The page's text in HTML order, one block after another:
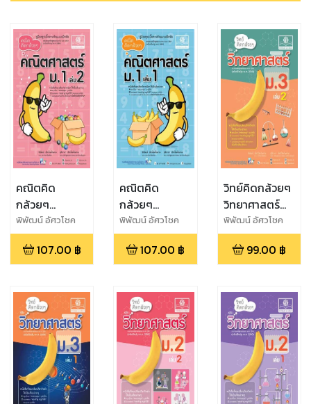
คณิตคิด
กล้วยๆ
คณิตศาสตร์
ม.1 เล่ม 2
(หลักสูตร
2560)
พิพัฒน์ อัศวโชค
ไพศาล,สุจิราภา
อัศวโชคไพศาล
107.00 ฿
คณิตคิด
กล้วยๆ
คณิตศาสตร์
ม.1 เล่ม 1
(หลักสูตร
2560)
พิพัฒน์ อัศวโชค
ไพศาล,สุจิราภา
อัศวโชคไพศาล
107.00 ฿
วิทย์คิดกล้วยๆ
วิทยาศาสตร์
ม.3 เล่ม 2
(หลักสูตร
ปรับปรุง
พิพัฒน์ อัศวโชค
ไพศาล,สุจิราภา
อัศวโชคไพศาล
99.00 ฿